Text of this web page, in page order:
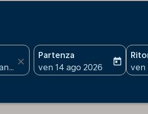
close
Partenza
fc-booking-departure-
ven 14 ago 2026
today
fc-
ven